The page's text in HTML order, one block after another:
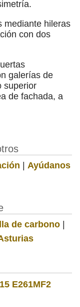
mediante hileras
con dos
galerías de
superior
de fachada, a
| Ayúdanos
de carbono|
E261MF2